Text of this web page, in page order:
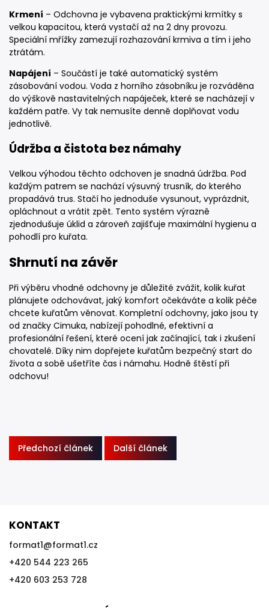
Krmení – Odchovna je vybavena praktickými krmítky s
velkou kapacitou, která vystačí až na 2 dny provozu.
Speciální mřížky zamezují rozhazování krmiva a tím i jeho
ztrátám.
Napájení – Součástí je také automatický systém
zásobování vodou. Voda z horního zásobníku je rozváděna
do výškově nastavitelných napáječek, které se nacházejí v
každém patře. Vy tak nemusíte denně doplňovat vodu
jednotlivě.
Údržba a čistota bez námahy
Velkou výhodou těchto odchoven je snadná údržba. Pod
každým patrem se nachází výsuvný trusník, do kterého
propadává trus. Stačí ho jednoduše vysunout, vyprázdnit,
opláchnout a vrátit zpět. Tento systém výrazně
zjednodušuje úklid a zároveň zajišťuje maximální hygienu a
pohodlí pro kuřata.
Shrnutí na závěr
Při výběru vhodné odchovny je důležité zvážit, kolik kuřat
plánujete odchovávat, jaký komfort očekáváte a kolik péče
chcete kuřatům věnovat. Kompletní odchovny, jako jsou ty
od značky Cimuka, nabízejí pohodlné, efektivní a
profesionální řešení, které ocení jak začínající, tak i zkušení
chovatelé. Díky nim dopřejete kuřatům bezpečný start do
života a sobě ušetříte čas i námahu. Hodně štěstí při
odchovu!
Předchozí článek Další článek
KONTAKT
format1@format1.cz
+420 544 223 265
+420 603 253 728